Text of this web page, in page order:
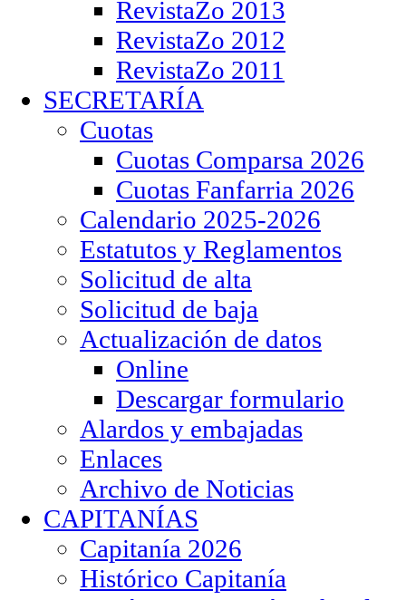
RevistaZo 2013
RevistaZo 2012
RevistaZo 2011
SECRETARÍA
Cuotas
Cuotas Comparsa 2026
Cuotas Fanfarria 2026
Calendario 2025-2026
Estatutos y Reglamentos
Solicitud de alta
Solicitud de baja
Actualización de datos
Online
Descargar formulario
Alardos y embajadas
Enlaces
Archivo de Noticias
CAPITANÍAS
Capitanía 2026
Histórico Capitanía